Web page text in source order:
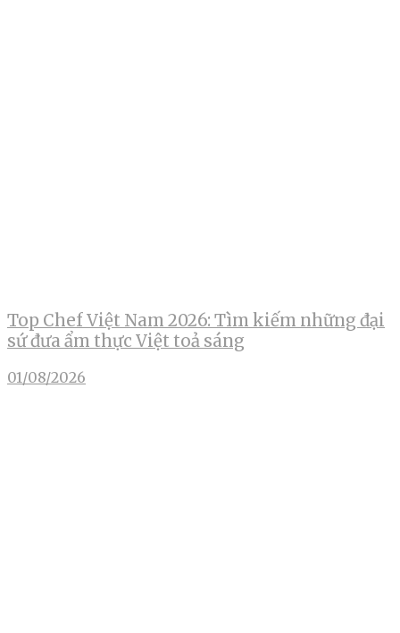
Top Chef Việt Nam 2026: Tìm kiếm những đại
sứ đưa ẩm thực Việt toả sáng
01/08/2026